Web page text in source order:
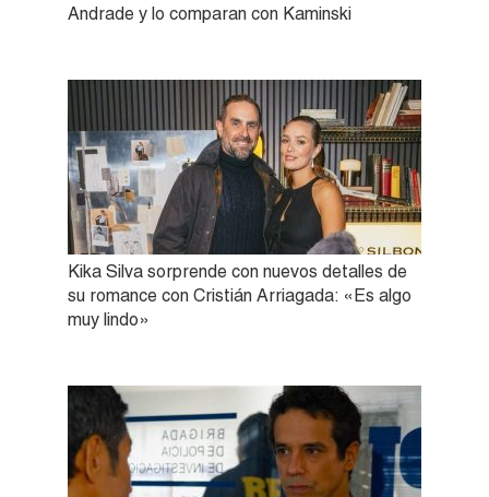
Andrade y lo comparan con Kaminski
Kika Silva sorprende con nuevos detalles de
su romance con Cristián Arriagada: «Es algo
muy lindo»